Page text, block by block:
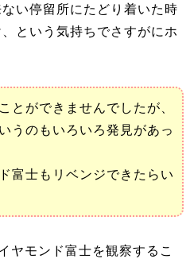
い停留所にたどり着いた時
という気持ちでさすがにホ
とができませんでしたが、
うのもいろいろ発見があっ
富士もリベンジできたらい
ヤモンド富士を観察するこ